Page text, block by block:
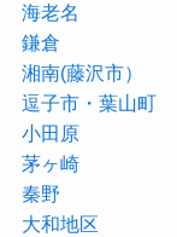
海老名
鎌倉
湘南(藤沢市）
逗子市・葉山町
小田原
茅ヶ崎
秦野
大和地区